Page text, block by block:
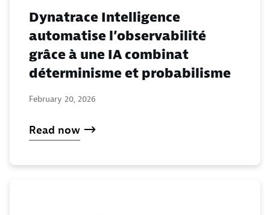
Dynatrace Intelligence
automatise l’observabilité
grâce à une IA combinat
déterminisme et probabilisme
February 20, 2026
Read now